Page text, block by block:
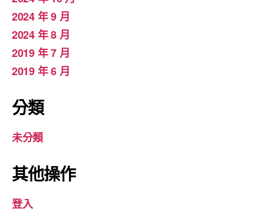
2024 年 9 月
2024 年 8 月
2019 年 7 月
2019 年 6 月
分類
未分類
其他操作
登入